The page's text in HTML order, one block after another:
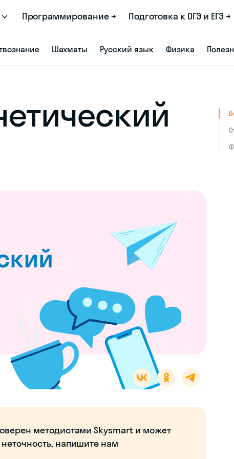
Программирование → Подготовка к ОГЭ и ЕГЭ →
Шахматы Русский язык Физика
методистами Skysmart и может
напишите нам